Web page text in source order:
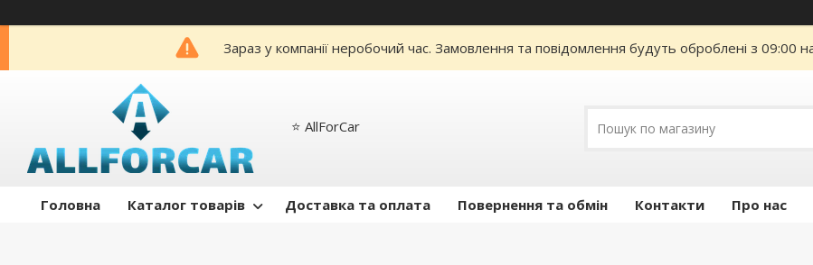
Зараз у компанії неробочий час. Замовлення та повідомлення будуть оброблені з 09:00
⭐️ AllForCar
Головна Каталог товарів Доставка та оплата Повернення та обмін Контакти Про нас